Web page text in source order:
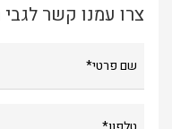
צרו עמנו קשר